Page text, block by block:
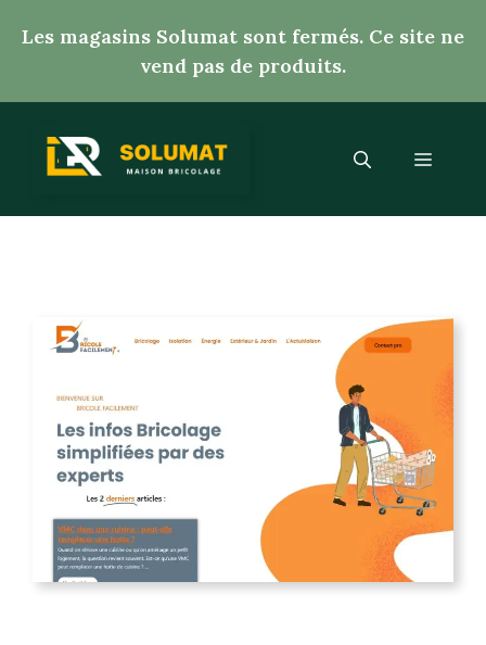
Les magasins Solumat sont fermés. Ce site ne
vend pas de produits.
Menu